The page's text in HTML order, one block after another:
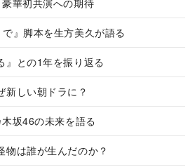
華初共演への期待
で』脚本を生方美久が語る
』との1年を振り返る
新しい朝ドラに？
坂46の未来を語る
物は誰が生んだのか？